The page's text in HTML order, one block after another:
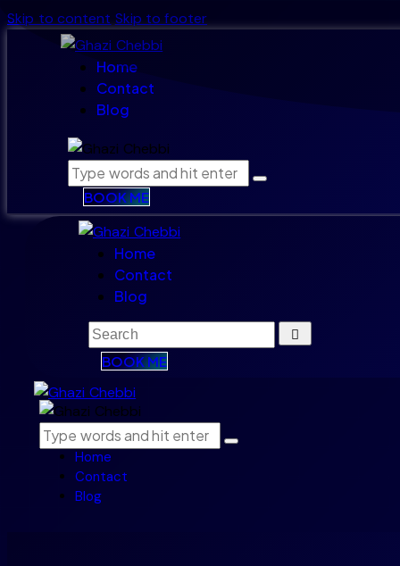
Skip to content Skip to footer
Home
Contact
Blog
BOOK ME
Home
Contact
Blog
BOOK ME
Home
Contact
Blog